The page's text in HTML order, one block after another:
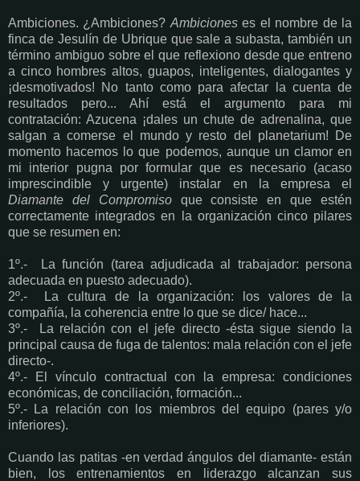
Ambiciones. ¿Ambiciones? Ambicioneses el nombre de la
finca de Jesulín de Ubrique que sale a subasta, también un
término ambiguo sobre el que reflexiono desde que entreno
a cinco hombres altos, guapos, inteligentes, dialogantes y
¡desmotivados! No tanto como para afectar la cuenta de
resultados pero... Ahí está el argumento para mi
contratación: Azucena ¡dales un chute de adrenalina, que
salgan a comerse el mundo y resto del planetarium! De
momento hacemos lo que podemos, aunque un clamor en
mi interior pugna por formular que es necesario (acaso
imprescindible y urgente) instalar en la empresa el
Diamante del Compromisoque consiste en que estén
correctamente integrados en la organización cinco pilares
que se resumen en:
1º.- La función (tarea adjudicada al trabajador: persona
adecuada en puesto adecuado).
2º.- La cultura de la organización: los valores de la
compañía, la coherencia entre lo que se dice/ hace...
3º.- La relación con el jefe directo -ésta sigue siendo la
principal causa de fuga de talentos: mala relación con el jefe
directo-.
4º.- El vínculo contractual con la empresa: condiciones
económicas, de conciliación, formación...
5º.- La relación con los miembros del equipo (pares y/o
inferiores).
Cuando las patitas -en verdad ángulos del diamante- están
bien, los entrenamientos en liderazgo alcanzan sus